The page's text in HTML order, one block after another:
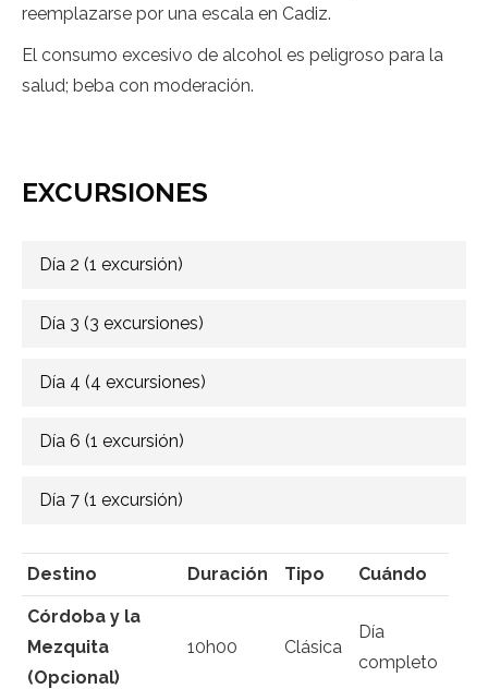
reemplazarse por una escala en Cadiz.
El consumo excesivo de alcohol es peligroso para la
salud; beba con moderación.
EXCURSIONES
Día 2 (1 excursión)
Día 3 (3 excursiones)
Día 4 (4 excursiones)
Día 6 (1 excursión)
Día 7 (1 excursión)
Destino Duración Tipo Cuándo
Córdoba y la
Mezquita
(Opcional)
10h00 Clásica
Día
completo